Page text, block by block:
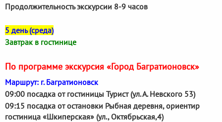
Продолжительность экскурсии 8-9 часов
5 день (среда)
Завтрак в гостинице
По программе экскурсия «Город Багратионовск»
Маршрут: г. Багратионовск
09:00 посадка от гостиницы Турист (ул. А. Невского 53)
09:15 посадка от остановки Рыбная деревня, ориентир
гостиница «Шкиперская» (ул., Октябрьская,4)